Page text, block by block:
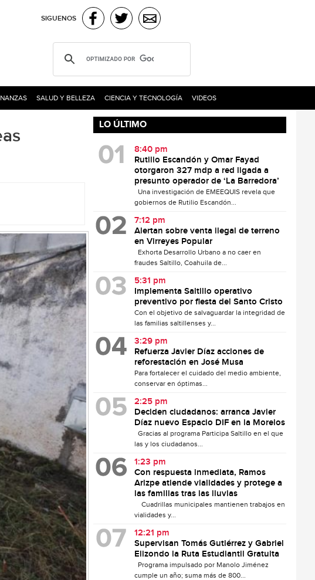
SIGUENOS
SALUD Y BELLEZA CIENCIA Y TECNOLOGÍA VIDEOS
LO ÚLTIMO
8:40 pm
Rutilio Escandón y Omar Fayad
otorgaron 327 mdp a red ligada a
presunto operador de ‘La Barredora’
Una investigación de EMEEQUIS revela que
gobiernos de Rutilio Escandón...
7:12 pm
Alertan sobre venta ilegal de terreno
en Virreyes Popular
Exhorta Desarrollo Urbano a no caer en
fraudes Saltillo, Coahuila de...
5:31 pm
Implementa Saltillo operativo
preventivo por fiesta del Santo Cristo
Con el objetivo de salvaguardar la integridad de
las familias saltillenses y...
3:29 pm
Refuerza Javier Díaz acciones de
reforestación en José Musa
Para fortalecer el cuidado del medio ambiente,
conservar en óptimas...
2:25 pm
Deciden ciudadanos: arranca Javier
Díaz nuevo Espacio DIF en la Morelos
Gracias al programa Participa Saltillo en el que
las y los ciudadanos...
1:23 pm
Con respuesta inmediata, Ramos
Arizpe atiende vialidades y protege a
las familias tras las lluvias
Cuadrillas municipales mantienen trabajos en
vialidades y...
12:21 pm
Supervisan Tomás Gutiérrez y Gabriel
Elizondo la Ruta Estudiantil Gratuita
Programa impulsado por Manolo Jiménez
cumple un año; suma más de 800...